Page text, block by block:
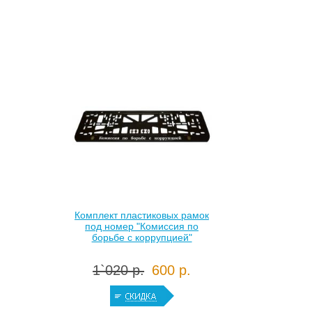
Комплект пластиковых рамок
под номер "Комиссия по
борьбе с коррупцией"
1`020 р. 600 р.